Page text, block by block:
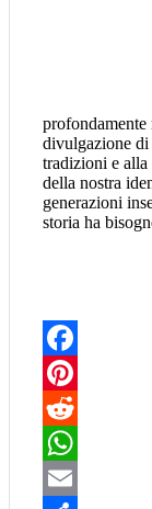
divulgazione di
tradizioni e alla
della nostra
generazioni
storia ha
Facebook
Pinterest
Reddit
WhatsApp